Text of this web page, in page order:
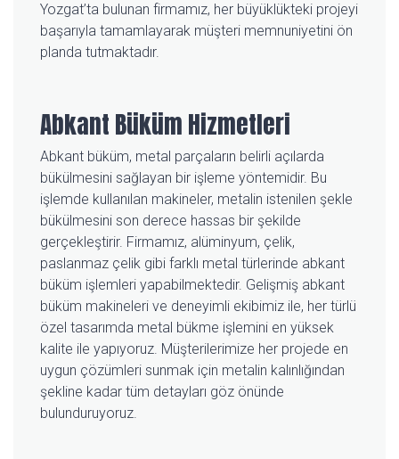
Yozgat’ta bulunan firmamız, her büyüklükteki projeyi
başarıyla tamamlayarak müşteri memnuniyetini ön
planda tutmaktadır.
Abkant Büküm Hizmetleri
Abkant büküm, metal parçaların belirli açılarda
bükülmesini sağlayan bir işleme yöntemidir. Bu
işlemde kullanılan makineler, metalin istenilen şekle
bükülmesini son derece hassas bir şekilde
gerçekleştirir. Firmamız, alüminyum, çelik,
paslanmaz çelik gibi farklı metal türlerinde abkant
büküm işlemleri yapabilmektedir. Gelişmiş abkant
büküm makineleri ve deneyimli ekibimiz ile, her türlü
özel tasarımda metal bükme işlemini en yüksek
kalite ile yapıyoruz. Müşterilerimize her projede en
uygun çözümleri sunmak için metalin kalınlığından
şekline kadar tüm detayları göz önünde
bulunduruyoruz.